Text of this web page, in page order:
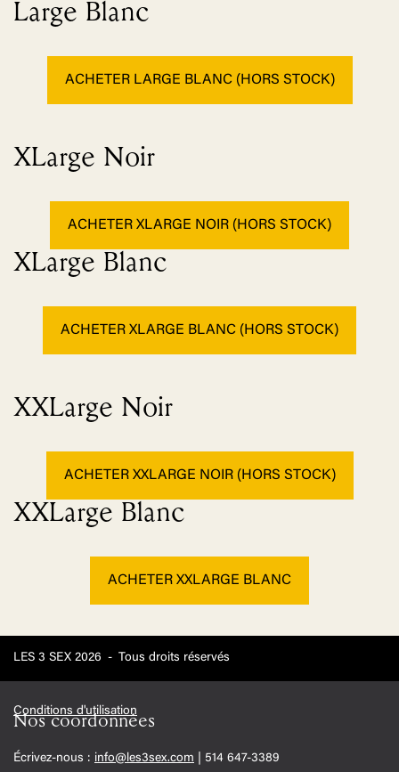
Large Blanc
ACHETER LARGE BLANC (HORS STOCK)
XLarge Noir
ACHETER XLARGE NOIR (HORS STOCK)
XLarge Blanc
ACHETER XLARGE BLANC (HORS STOCK)
XXLarge Noir
ACHETER XXLARGE NOIR (HORS STOCK)
XXLarge Blanc
ACHETER XXLARGE BLANC
LES 3 SEX 2026 - Tous droits réservés
Conditions d'utilisation
Nos coordonnées
Écrivez-nous : info@les3sex.com | 514 647-3389